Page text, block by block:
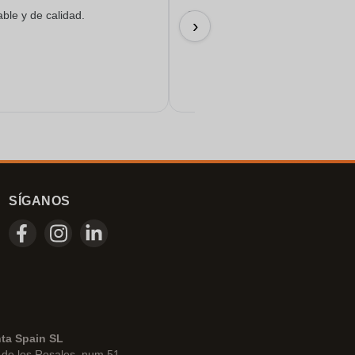
y de calidad. Todo salió de maravilla...
17/06/2026
›
SÍGANOS
Spain SL